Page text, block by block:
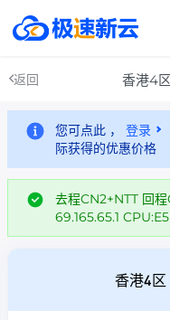
返回 香港4
您可点此 ， 登录
际获得的优惠价格
去程CN2+NTT 回
69.165.65.1
香港4